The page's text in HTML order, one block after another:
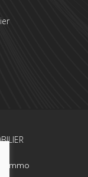
Immo